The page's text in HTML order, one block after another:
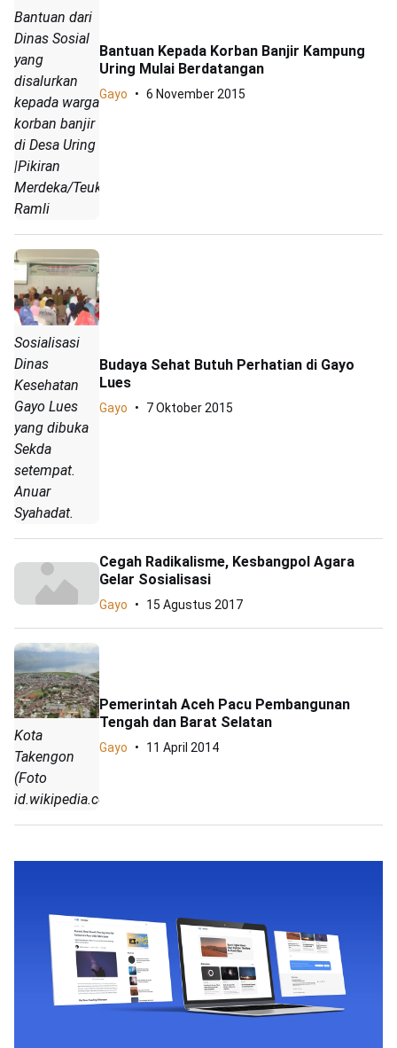
Bantuan dari
Dinas Sosial
yang
disalurkan
kepada warga
korban banjir
di Desa Uring
|Pikiran
Merdeka/Teuku
Ramli
Bantuan Kepada Korban Banjir Kampung
Uring Mulai Berdatangan
Gayo 6 November 2015
Sosialisasi
Dinas
Kesehatan
Gayo Lues
yang dibuka
Sekda
setempat.
Anuar
Syahadat.
Budaya Sehat Butuh Perhatian di Gayo
Lues
Gayo 7 Oktober 2015
Cegah Radikalisme, Kesbangpol Agara
Gelar Sosialisasi
Gayo 15 Agustus 2017
Kota
Takengon
(Foto
id.wikipedia.com)
Pemerintah Aceh Pacu Pembangunan
Tengah dan Barat Selatan
Gayo 11 April 2014